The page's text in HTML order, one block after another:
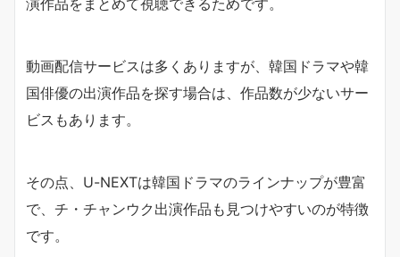
動画配信サービスは多くありますが、韓国ドラマや韓
国俳優の出演作品を探す場合は、作品数が少ないサー
ビスもあります。
その点、U-NEXTは韓国ドラマのラインナップが豊富
で、チ・チャンウク出演作品も見つけやすいのが特徴
です。